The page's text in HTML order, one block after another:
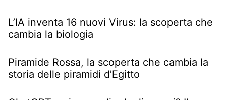
L’IA inventa 16 nuovi Virus: la scoperta che
cambia la biologia
Piramide Rossa, la scoperta che cambia la
storia delle piramidi d’Egitto